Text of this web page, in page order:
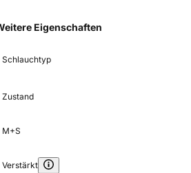
Eigenschaften
Schlauchtyp
Zustand
M+S
Verstärkt